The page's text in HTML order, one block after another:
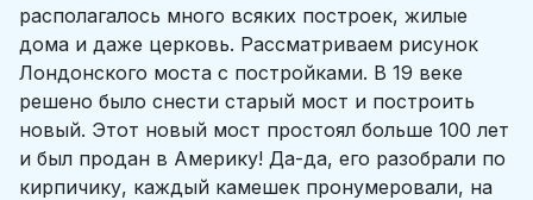
располагалось много всяких построек, жилые
дома и даже церковь. Рассматриваем рисунок
Лондонского моста с постройками. В 19 веке
решено было снести старый мост и построить
новый. Этот новый мост простоял больше 100 лет
и был продан в Америку! Да-да, его разобрали по
кирпичику, каждый камешек пронумеровали, на